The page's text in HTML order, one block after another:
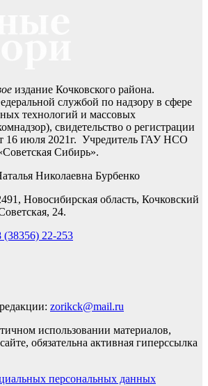
издание Кочковского района.
службой по надзору в сфере
технологий и массовых
свидетельство о регистрации
июля 2021г. Учредитель ГАУ НСО
Сибирь».
Николаевна Бурбенко
Новосибирская область, Кочковский
24.
(38356) 22-253
zorikck@mail.ru
использовании материалов,
обязательна активная гиперссылка
персональных данных